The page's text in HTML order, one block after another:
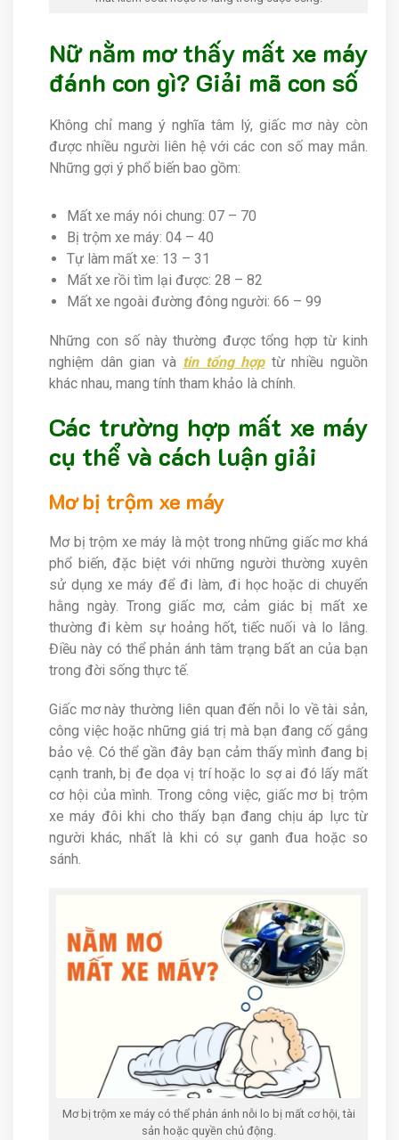
Nữ nằm mơ thấy mất xe máy
đánh con gì? Giải mã con số
Không chỉ mang ý nghĩa tâm lý, giấc mơ này còn
được nhiều người liên hệ với các con số may mắn.
Những gợi ý phổ biến bao gồm:
Mất xe máy nói chung: 07 – 70
Bị trộm xe máy: 04 – 40
Tự làm mất xe: 13 – 31
Mất xe rồi tìm lại được: 28 – 82
Mất xe ngoài đường đông người: 66 – 99
Những con số này thường được tổng hợp từ kinh
nghiệm dân gian và tin tổng hợptừ nhiều nguồn
khác nhau, mang tính tham khảo là chính.
Các trường hợp mất xe máy
cụ thể và cách luận giải
Mơ bị trộm xe máy
Mơ bị trộm xe máy là một trong những giấc mơ khá
phổ biến, đặc biệt với những người thường xuyên
sử dụng xe máy để đi làm, đi học hoặc di chuyển
hằng ngày. Trong giấc mơ, cảm giác bị mất xe
thường đi kèm sự hoảng hốt, tiếc nuối và lo lắng.
Điều này có thể phản ánh tâm trạng bất an của bạn
trong đời sống thực tế.
Giấc mơ này thường liên quan đến nỗi lo về tài sản,
công việc hoặc những giá trị mà bạn đang cố gắng
bảo vệ. Có thể gần đây bạn cảm thấy mình đang bị
cạnh tranh, bị đe dọa vị trí hoặc lo sợ ai đó lấy mất
cơ hội của mình. Trong công việc, giấc mơ bị trộm
xe máy đôi khi cho thấy bạn đang chịu áp lực từ
người khác, nhất là khi có sự ganh đua hoặc so
sánh.
Mơ bị trộm xe máy có thể phản ánh nỗi lo bị mất cơ hội, tài
sản hoặc quyền chủ động.